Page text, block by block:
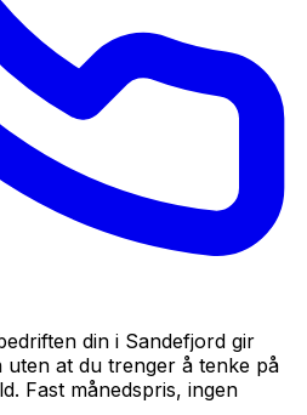
din i Sandefjord gir
at du trenger å tenke på
Fast månedspris, ingen